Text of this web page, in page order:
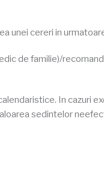
unei cereri in
de familie)/
In cazuri
sedintelor